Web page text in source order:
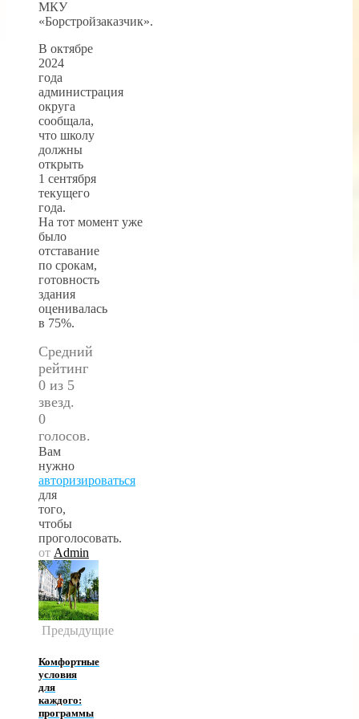
МКУ
«Борстройзаказчик».
В октябре
2024
года
администрация
округа
сообщала,
что школу
должны
открыть
1 сентября
текущего
года.
На тот момент уже
было
отставание
по срокам,
готовность
здания
оценивалась
в 75%.
Средний
рейтинг
0 из 5
звезд.
0
голосов.
Вам
нужно
авторизироваться
для
того,
чтобы
проголосовать.
от Admin
Предыдущие
Комфортные
условия
для
каждого:
программы